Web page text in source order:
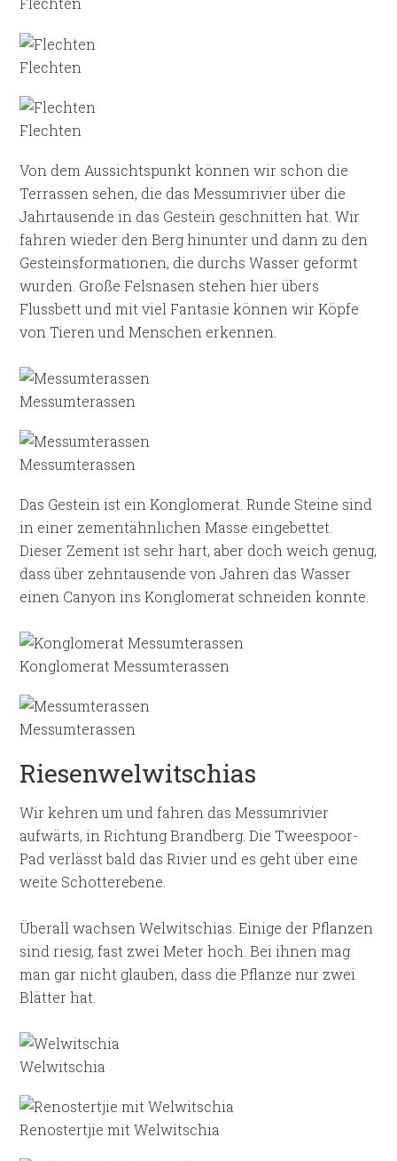
Flechten
Flechten
Von dem Aussichtspunkt können wir schon die
Terrassen sehen, die das Messumrivier über die
Jahrtausende in das Gestein geschnitten hat. Wir
fahren wieder den Berg hinunter und dann zu den
Gesteinsformationen, die durchs Wasser geformt
wurden. Große Felsnasen stehen hier übers
Flussbett und mit viel Fantasie können wir Köpfe
von Tieren und Menschen erkennen.
Messumterassen
Messumterassen
Das Gestein ist ein Konglomerat. Runde Steine sind
in einer zementähnlichen Masse eingebettet.
Dieser Zement ist sehr hart, aber doch weich genug,
dass über zehntausende von Jahren das Wasser
einen Canyon ins Konglomerat schneiden konnte.
Konglomerat Messumterassen
Messumterassen
Riesenwelwitschias
Wir kehren um und fahren das Messumrivier
aufwärts, in Richtung Brandberg. Die Tweespoor-
Pad verlässt bald das Rivier und es geht über eine
weite Schotterebene.
Überall wachsen Welwitschias. Einige der Pflanzen
sind riesig, fast zwei Meter hoch. Bei ihnen mag
man gar nicht glauben, dass die Pflanze nur zwei
Blätter hat.
Welwitschia
Renostertjie mit Welwitschia